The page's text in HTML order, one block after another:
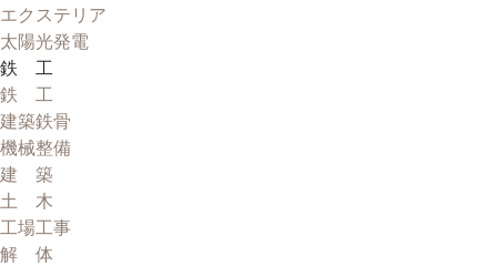
エクステリア
太陽光発電
鉄 工
鉄 工
建築鉄骨
機械整備
建 築
土 木
工場工事
解 体